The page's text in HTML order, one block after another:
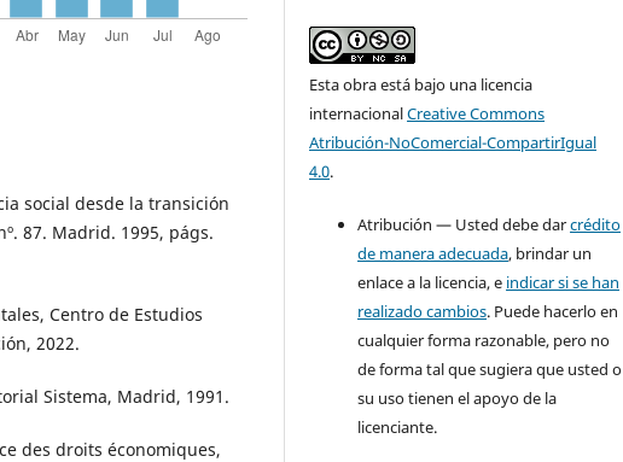
social desde la transición
87. Madrid. 1995, págs.
Centro de Estudios
2022.
Sistema, Madrid, 1991.
des droits économiques,
Esta obra está bajo una licencia
internacionalCreative Commons
Atribución-NoComercial-CompartirIgual
4.0.
Atribución — Usted debe darcrédito
de manera adecuada, brindar un
enlace a la licencia, e indicar si se han
realizado cambios. Puede hacerlo en
cualquier forma razonable, pero no
de forma tal que sugiera que usted o
su uso tienen el apoyo de la
licenciante.